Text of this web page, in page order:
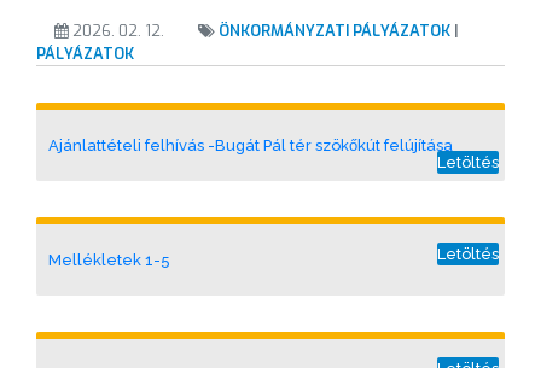
HASZNOS
A
2026. 02. 12. ÖNKORMÁNYZATI PÁLYÁZATOK |
PÁLYÁZATOK
Ajánlattételi felhívás -Bugát Pál tér szökőkút felújítása
Letöltés
Mellékletek 1-5 Letöltés